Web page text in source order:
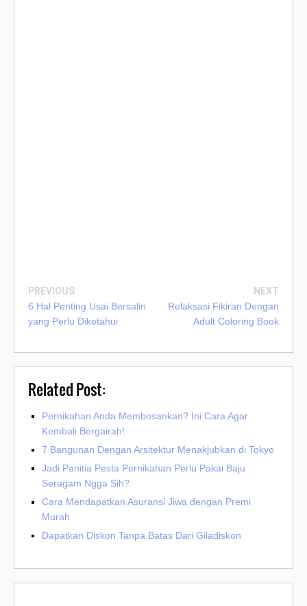
PREVIOUS
6 Hal Penting Usai Bersalin
yang Perlu Diketahui
NEXT
Relaksasi Fikiran Dengan
Adult Coloring Book
Related Post:
Pernikahan Anda Membosankan? Ini Cara Agar
Kembali Bergairah!
7 Bangunan Dengan Arsitektur Menakjubkan di Tokyo
Jadi Panitia Pesta Pernikahan Perlu Pakai Baju
Seragam Ngga Sih?
Cara Mendapatkan Asuransi Jiwa dengan Premi
Murah
Dapatkan Diskon Tanpa Batas Dari Giladiskon